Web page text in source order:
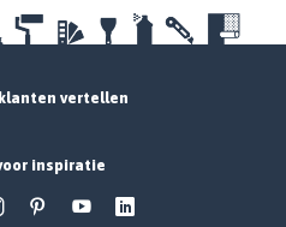
vertellen
inspiratie